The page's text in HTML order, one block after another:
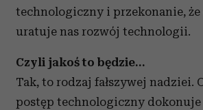
technologiczny i przekonanie,
uratuje nas rozwój technologii.
Czyli jakoś to będzie…
Tak, to rodzaj fałszywej nadziei.
postęp technologiczny dokonuje